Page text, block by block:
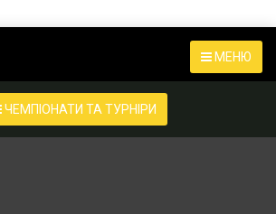
МЕНЮ
ЧЕМПІОНАТИ ТА ТУРНІРИ